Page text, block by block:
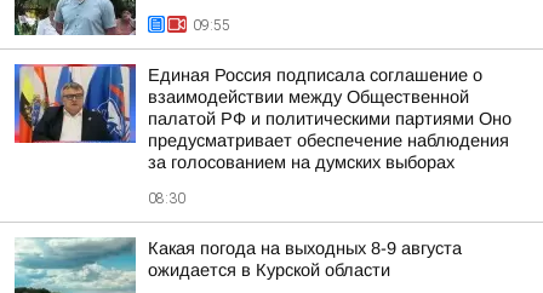
09:55
Единая Россия подписала соглашение о
взаимодействии между Общественной
палатой РФ и политическими партиями Оно
предусматривает обеспечение наблюдения
за голосованием на думских выборах
08:30
Какая погода на выходных 8-9 августа
ожидается в Курской области